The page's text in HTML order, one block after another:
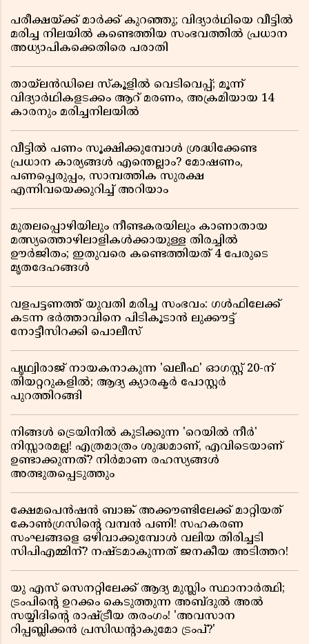
പരീക്ഷയ്ക്ക് മാർക്ക് കുറഞ്ഞു; വിദ്യാർഥിയെ വീട്ടിൽ
മരിച്ച നിലയിൽ കണ്ടെത്തിയ സംഭവത്തിൽ പ്രധാന
അധ്യാപികക്കെതിരെ പരാതി
തായ്‌ലൻഡിലെ സ്‌കൂളിൽ വെടിവെപ്പ്; മൂന്ന്
വിദ്യാർഥികളടക്കം ആറ് മരണം, അക്രമിയായ 14
കാരനും മരിച്ചനിലയിൽ
വീട്ടിൽ പണം സൂക്ഷിക്കുമ്പോൾ ശ്രദ്ധിക്കേണ്ട
പ്രധാന കാര്യങ്ങൾ എന്തെല്ലാം? മോഷണം,
പണപ്പെരുപ്പം, സാമ്പത്തിക സുരക്ഷ
എന്നിവയെക്കുറിച്ച് അറിയാം
മുതലപ്പൊഴിയിലും നീണ്ടകരയിലും കാണാതായ
മത്സ്യത്തൊഴിലാളികൾക്കായുള്ള തിരച്ചിൽ
ഊർജിതം; ഇതുവരെ കണ്ടെത്തിയത് 4 പേരുടെ
മൃതദേഹങ്ങൾ
വളപട്ടണത്ത് യുവതി മരിച്ച സംഭവം: ഗൾഫിലേക്ക്
കടന്ന ഭർത്താവിനെ പിടികൂടാൻ ലുക്കൗട്ട്
നോട്ടീസിറക്കി പൊലീസ്
പൃഥ്വിരാജ് നായകനാകുന്ന 'ഖലീഫ' ഓഗസ്റ്റ് 20-ന്
തിയറ്ററുകളിൽ; ആദ്യ ക്യാരക്ടർ പോസ്റ്റർ
പുറത്തിറങ്ങി
നിങ്ങൾ ട്രെയിനിൽ കുടിക്കുന്ന 'റെയിൽ നീർ'
നിസ്സാരമല്ല! എത്രമാത്രം ശുദ്ധമാണ്, എവിടെയാണ്
ഉണ്ടാക്കുന്നത്? നിർമാണ രഹസ്യങ്ങൾ
അത്ഭുതപ്പെടുത്തും
ക്ഷേമപെൻഷൻ ബാങ്ക് അക്കൗണ്ടിലേക്ക് മാറ്റിയത്
കോൺഗ്രസിന്റെ വമ്പൻ പണി! സഹകരണ
സംഘങ്ങളെ ഒഴിവാക്കുമ്പോൾ വലിയ തിരിച്ചടി
സിപിഎമ്മിന്? നഷ്ടമാകുന്നത് ജനകീയ അടിത്തറ!
യു എസ് സെനറ്റിലേക്ക് ആദ്യ മുസ്ലിം സ്ഥാനാർത്ഥി;
ട്രംപിന്റെ ഉറക്കം കെടുത്തുന്ന അബ്ദുൽ അൽ
സയ്യിദിന്റെ രാഷ്ട്രീയ തരംഗം! 'അവസാന
റിപ്പബ്ലിക്കൻ പ്രസിഡന്റാകുമോ ട്രംപ്?'